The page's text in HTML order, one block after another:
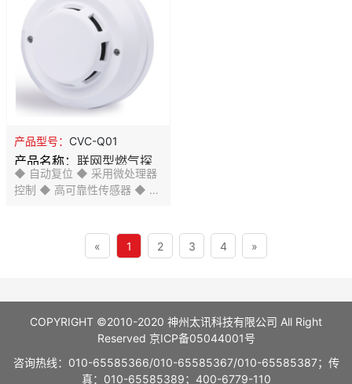
艺制造， 稳定性强 9、防尘、
防虫、抗白光干扰设计
产品型号： CVC-Q01
产品名称： 联网型燃气探
测器
◆ 自动复位 ◆ 采用微处理器
控制 ◆ 高可靠性传感器 ◆ 故
制造， 稳定性强 « 1 2 3 4 »
COPYRIGHT ©2010-2020 神州太讯科技有限公司 All Right
Reserved 京ICP备05044001号
咨询热线：010-65585366/010-65585367/010-65585387；传
真：010-65585389；400-6779-110